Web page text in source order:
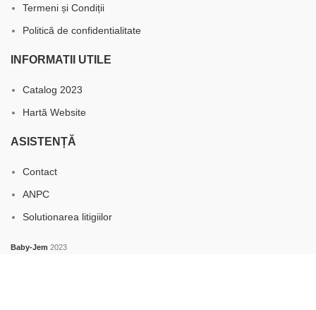
Termeni și Condiții
Politică de confidentialitate
INFORMATII UTILE
Catalog 2023
Hartă Website
ASISTENȚĂ
Contact
ANPC
Solutionarea litigiilor
Baby-Jem 2023